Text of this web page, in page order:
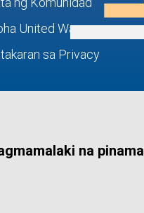
United Way
sa Privacy
na